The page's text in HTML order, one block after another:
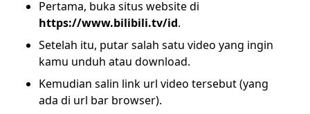
Pertama, buka situs website di
https://www.bilibili.tv/id.
Setelah itu, putar salah satu video yang ingin
kamu unduh atau download.
Kemudian salin link url video tersebut (yang
ada di url bar browser).